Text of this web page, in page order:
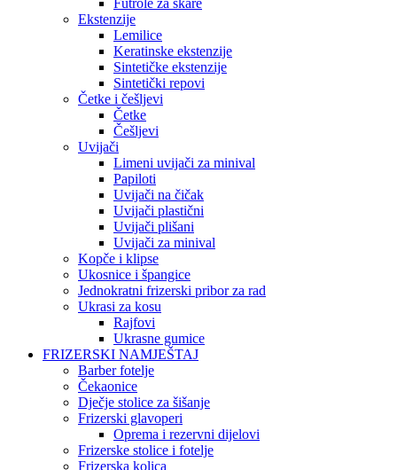
Futrole za škare
Ekstenzije
Lemilice
Keratinske ekstenzije
Sintetičke ekstenzije
Sintetički repovi
Četke i češljevi
Četke
Češljevi
Uvijači
Limeni uvijači za minival
Papiloti
Uvijači na čičak
Uvijači plastični
Uvijači plišani
Uvijači za minival
Kopče i klipse
Ukosnice i špangice
Jednokratni frizerski pribor za rad
Ukrasi za kosu
Rajfovi
Ukrasne gumice
FRIZERSKI NAMJEŠTAJ
Barber fotelje
Čekaonice
Dječje stolice za šišanje
Frizerski glavoperi
Oprema i rezervni dijelovi
Frizerske stolice i fotelje
Frizerska kolica